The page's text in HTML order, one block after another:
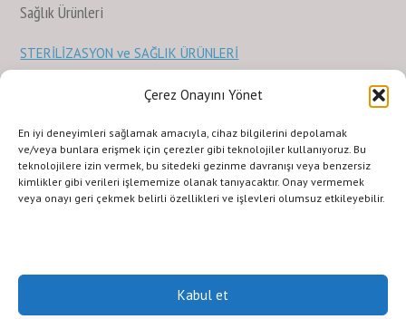
Çerez Onayını Yönet
En iyi deneyimleri sağlamak amacıyla, cihaz bilgilerini depolamak
ve/veya bunlara erişmek için çerezler gibi teknolojiler kullanıyoruz. Bu
teknolojilere izin vermek, bu sitedeki gezinme davranışı veya benzersiz
kimlikler gibi verileri işlememize olanak tanıyacaktır. Onay vermemek
veya onayı geri çekmek belirli özellikleri ve işlevleri olumsuz etkileyebilir.
Kabul et
Sağlık Ürünleri
STERİLİZASYON ve SAĞLIK ÜRÜNLERİ
KURUMSAL ILETISIM URUNLERIMIZ
SİTE KULLANIMI
Gizlilik Politikası
Terms and Conditions
Copyright © 2011 LED GROUP®LED LIGHTING SOLUTIONS COMPANY, Inc.
Her hakkı saklıdır. İzinsiz kopyalanamaz veya çoğaltılamaz.Fotoğrafların
izin alınmadan kopyalanması ve kullanılması 5846 sayılı Fikir ve Sanat